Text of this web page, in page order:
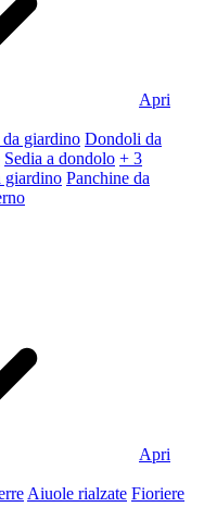
Apri
giardino Dondoli da
Sedia a dondolo + 3
giardino Panchine da
Apri
Aiuole rialzate Fioriere